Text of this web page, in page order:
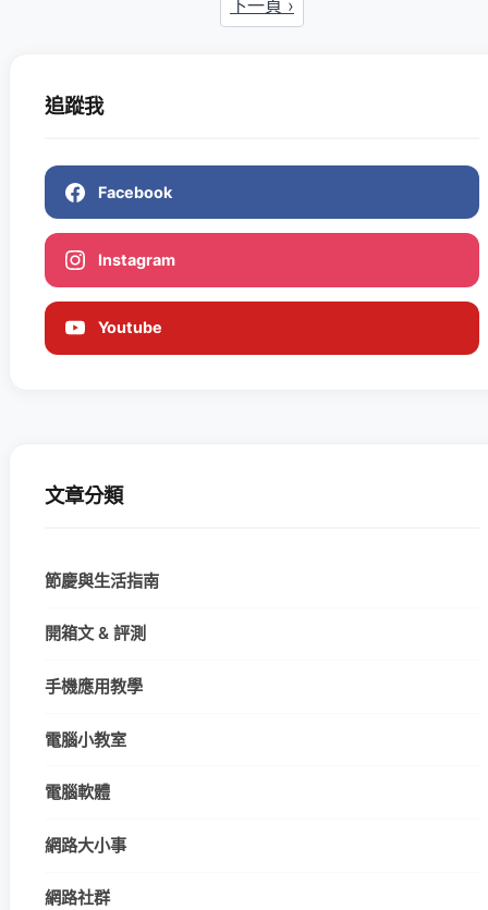
下一頁 ›
追蹤我
Facebook
Instagram
Youtube
文章分類
節慶與生活指南
開箱文 & 評測
手機應用教學
電腦小教室
電腦軟體
網路大小事
網路社群